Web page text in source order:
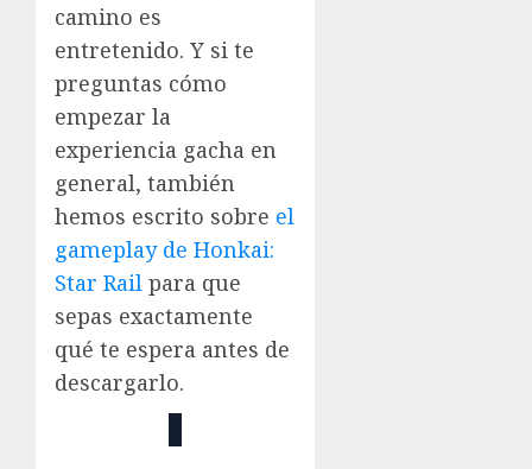
camino es
entretenido. Y si te
preguntas cómo
empezar la
experiencia gacha en
general, también
hemos escrito sobre el
gameplay de Honkai:
Star Rail para que
sepas exactamente
qué te espera antes de
descargarlo.